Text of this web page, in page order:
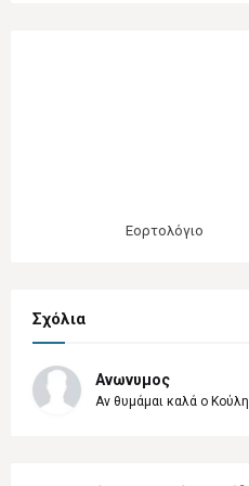
Εορτολόγιο
Σχόλια
Ανωνυμος
Αν θυμάμαι καλά ο